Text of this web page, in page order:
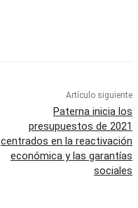
Artículo siguiente
Paterna inicia los
presupuestos de 2021
centrados en la reactivación
económica y las garantías
sociales